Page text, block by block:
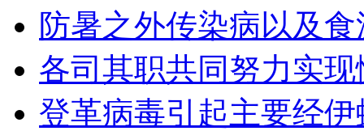
防暑之外传染病以及食
各司其职共同努力实现
登革病毒引起主要经伊